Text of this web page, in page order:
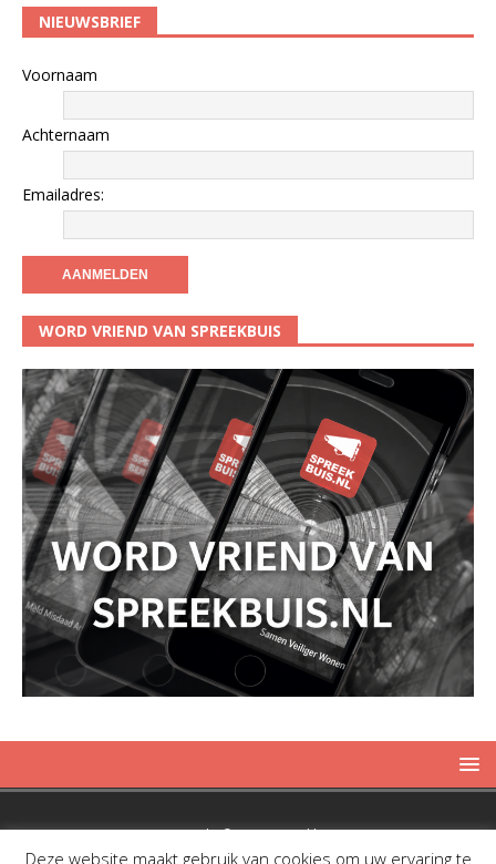
NIEUWSBRIEF
Voornaam
Achternaam
Emailadres:
WORD VRIEND VAN SPREEKBUIS
Copyright © 2019 Spreekbuis
Deze website maakt gebruik van cookies om uw ervaring te